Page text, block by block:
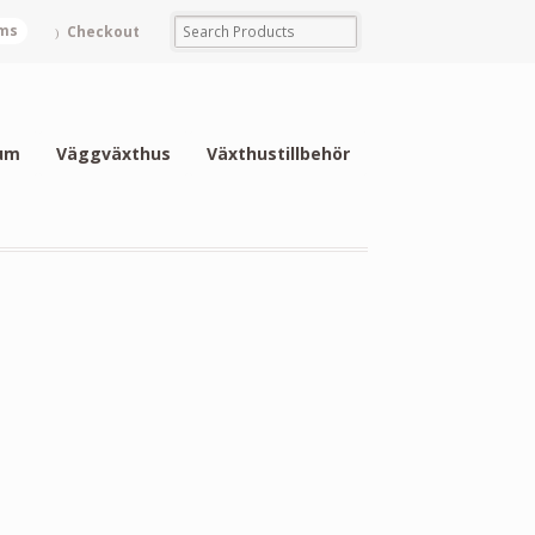
Checkout
Väggväxthus Växthustillbehör